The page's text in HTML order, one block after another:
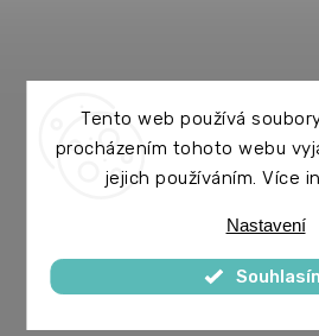
Tento web používá
procházením tohoto webu
jejich používáním. Více
Nastavení